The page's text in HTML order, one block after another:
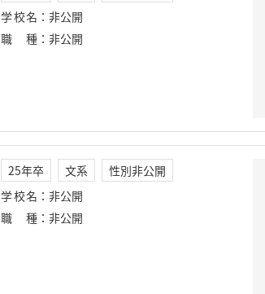
学校名 ： 非公開
職種 ： 非公開
25年卒 文系
性別非公開
学校名 ： 非公開
職種 ： 非公開